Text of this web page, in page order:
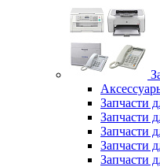
Запчасти
Запчасти
Запчасти
Запчасти
Запчасти